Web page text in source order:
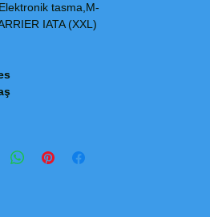
tasma,M-
IATA (XXL)